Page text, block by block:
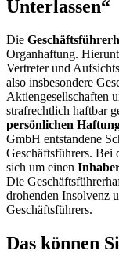
Unterlassen“
Die
Organhaftung.
Vertreter und
also insbesondere
Aktiengesellschaften
strafrechtlich haftbar
persönlichen
GmbH entstandene
Geschäftsführers. Bei
sich um einen
Die
drohenden Insolvenz
Geschäftsführers.
Das können